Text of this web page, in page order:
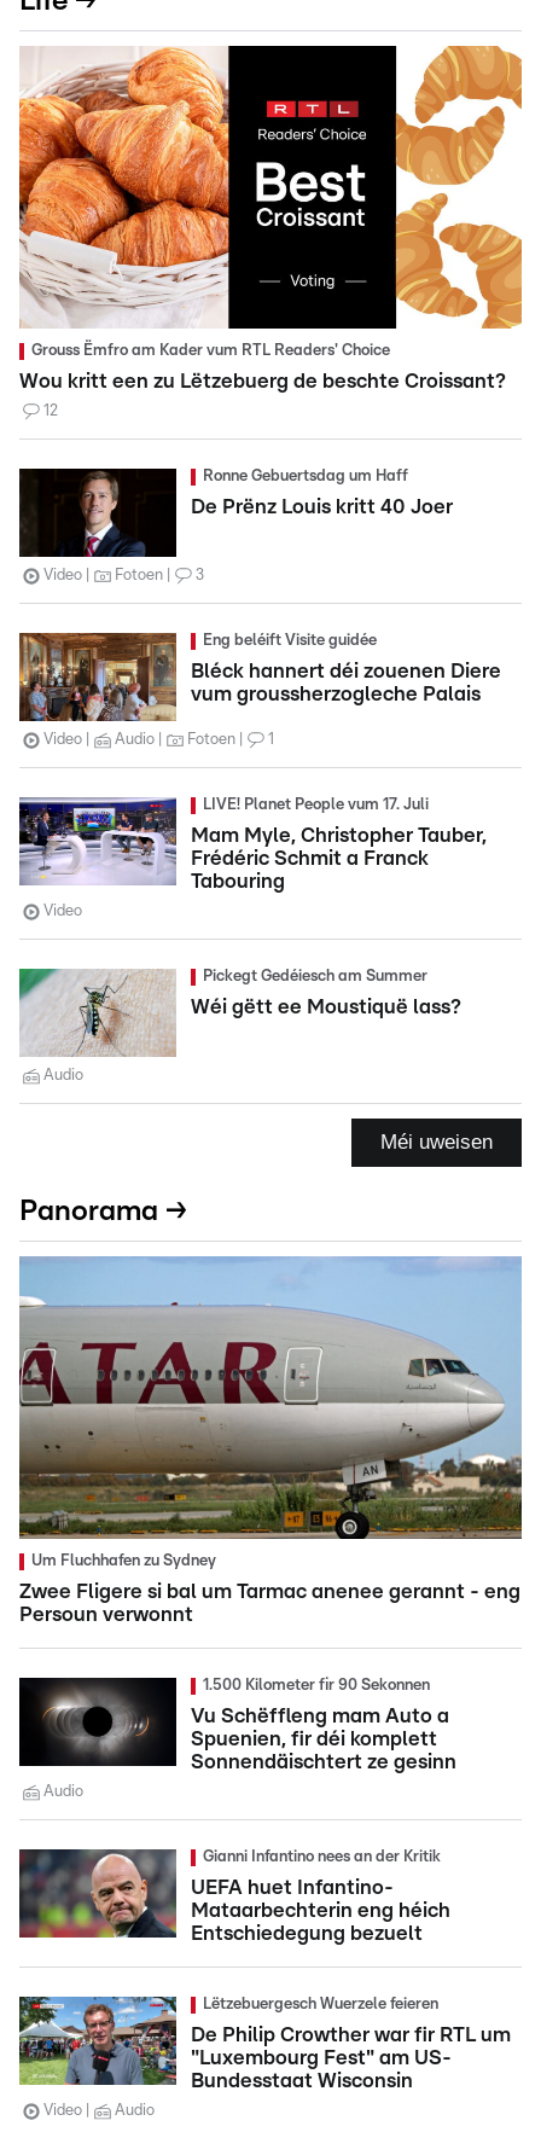
Grouss Ëmfro am Kader vum RTL Readers' Choice
Wou kritt een zu Lëtzebuerg de beschte Croissant?
12
Ronne Gebuertsdag um Haff
De Prënz Louis kritt 40 Joer
Video Fotoen 3
Eng beléift Visite guidée
Bléck hannert déi zouenen Diere
vum groussherzogleche Palais
Video Audio Fotoen 1
LIVE! Planet People vum 17. Juli
Mam Myle, Christopher Tauber,
Frédéric Schmit a Franck
Tabouring
Video
Pickegt Gedéiesch am Summer
Wéi gëtt ee Moustiquë lass?
Audio
Méi uweisen
Panorama →
Um Fluchhafen zu Sydney
Zwee Fligere si bal um Tarmac anenee gerannt - eng
Persoun verwonnt
1.500 Kilometer fir 90 Sekonnen
Vu Schëffleng mam Auto a
Spuenien, fir déi komplett
Sonnendäischtert ze gesinn
Audio
Gianni Infantino nees an der Kritik
UEFA huet Infantino-
Mataarbechterin eng héich
Entschiedegung bezuelt
Lëtzebuergesch Wuerzele feieren
De Philip Crowther war fir RTL um
"Luxembourg Fest" am US-
Bundesstaat Wisconsin
Video Audio